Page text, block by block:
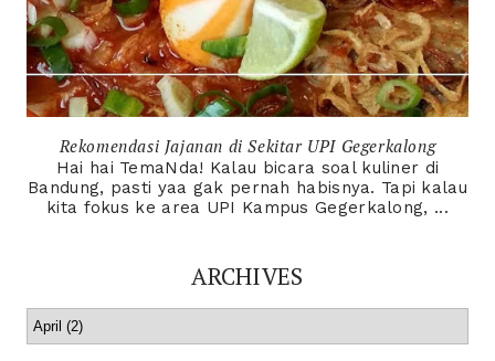
Rekomendasi Jajanan di Sekitar UPI Gegerkalong
Hai hai TemaNda! Kalau bicara soal kuliner di
Bandung, pasti yaa gak pernah habisnya. Tapi kalau
kita fokus ke area UPI Kampus Gegerkalong, ...
ARCHIVES